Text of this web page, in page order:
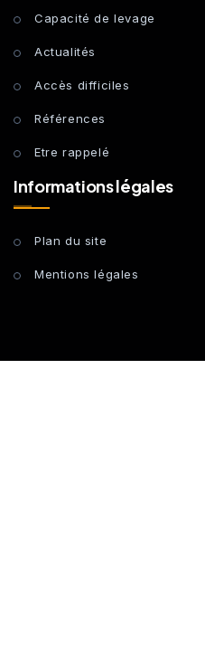
Capacité de levage
Actualités
Accès difficiles
Références
Etre rappelé
Informations légales
Plan du site
Mentions légales